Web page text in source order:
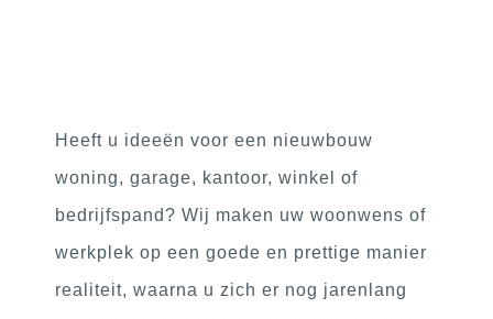
Heeft u ideeën voor een nieuwbouw
woning, garage, kantoor, winkel of
bedrijfspand? Wij maken uw woonwens of
werkplek op een goede en prettige manier
realiteit, waarna u zich er nog jarenlang